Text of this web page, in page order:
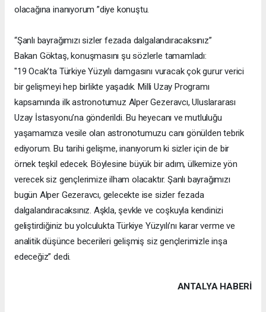
olacağına inanıyorum ”diye konuştu.
“Şanlı bayrağımızı sizler fezada dalgalandıracaksınız”
Bakan Göktaş, konuşmasını şu sözlerle tamamladı:
"19 Ocak’ta Türkiye Yüzyılı damgasını vuracak çok gurur verici
bir gelişmeyi hep birlikte yaşadık. Milli Uzay Programı
kapsamında ilk astronotumuz Alper Gezeravcı, Uluslararası
Uzay İstasyonu’na gönderildi. Bu heyecanı ve mutluluğu
yaşamamıza vesile olan astronotumuzu canı gönülden tebrik
ediyorum. Bu tarihi gelişme, inanıyorum ki sizler için de bir
örnek teşkil edecek. Böylesine büyük bir adım, ülkemize yön
verecek siz gençlerimize ilham olacaktır. Şanlı bayrağımızı
bugün Alper Gezeravcı, gelecekte ise sizler fezada
dalgalandıracaksınız. Aşkla, şevkle ve coşkuyla kendinizi
geliştirdiğiniz bu yolculukta Türkiye Yüzyılı’nı karar verme ve
analitik düşünce becerileri gelişmiş siz gençlerimizle inşa
edeceğiz” dedi.
ANTALYA HABERİ